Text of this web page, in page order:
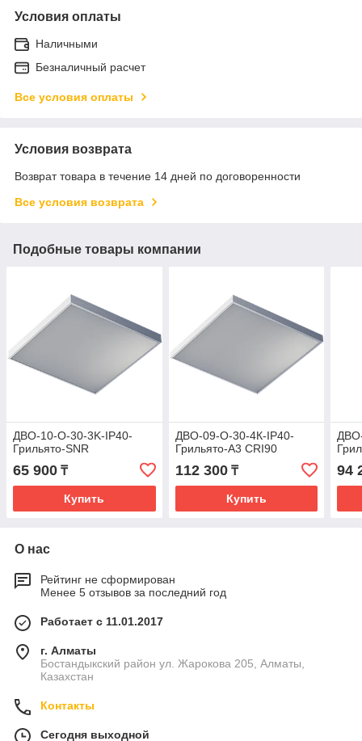
Условия оплаты
Наличными
Безналичный расчет
Все условия оплаты
Условия возврата
Возврат товара в течение 14 дней по договоренности
Все условия возврата
Подобные товары компании
ДВО-10-О-30-3K-IP40-
Грильято-SNR
65 900 ₸
Купить
ДВО-09-О-30-4К-IP40-
Грильято-А3 CRI90
112 300₸
Купить
94
О нас
Рейтинг не сформирован
Менее 5 отзывов за последний год
Работает с 11.01.2017
г. Алматы
Бостандыкский район ул. Жарокова 205, Алматы,
Казахстан
Контакты
Сегодня выходной